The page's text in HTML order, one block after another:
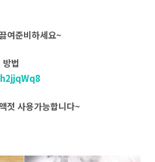
여준비하세요~
법
젓 사용가능합니다~